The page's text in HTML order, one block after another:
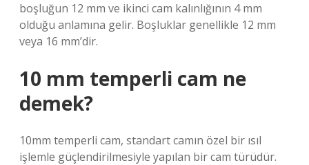
boşluğun 12 mm ve ikinci cam kalınlığının 4 mm
olduğu anlamına gelir. Boşluklar genellikle 12 mm
veya 16 mm’dir.
10 mm temperli cam ne
demek?
10mm temperli cam, standart camın özel bir ısıl
işlemle güçlendirilmesiyle yapılan bir cam türüdür.